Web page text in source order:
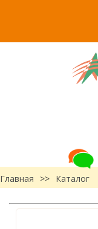
Главная
>> Каталог